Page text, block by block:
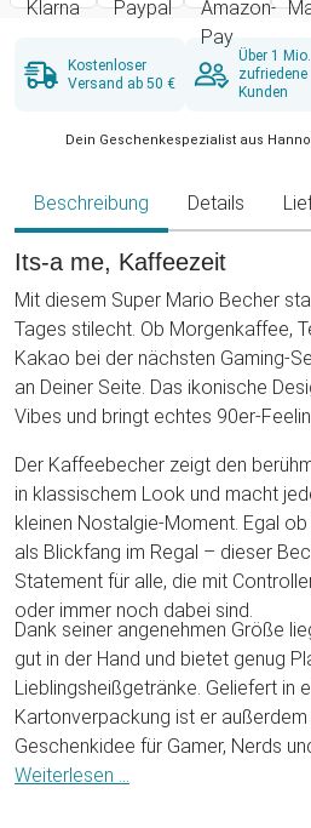
Kostenloser
Versand ab 50 €
Über 1 Mio.
zufriedene
Kunden
Dein Geschenkespezialist aus
Beschreibung Details
Its-a me, Kaffeezeit
Mit diesem Super Mario Becher
Tages stilecht. Ob Morgenkaffee,
Kakao bei der nächsten Gaming-
an Deiner Seite. Das ikonische
Vibes und bringt echtes 90er-
Der Kaffeebecher zeigt den
in klassischem Look und macht
kleinen Nostalgie-Moment. Egal
als Blickfang im Regal – dieser
Statement für alle, die mit
oder immer noch dabei sind.
Dank seiner angenehmen Größe
gut in der Hand und bietet genug
Lieblingsheißgetränke. Geliefert in
Kartonverpackung ist er
Geschenkidee für Gamer, Nerds
Mario sofort ein Lächeln im Gesicht
Weiterlesen ...